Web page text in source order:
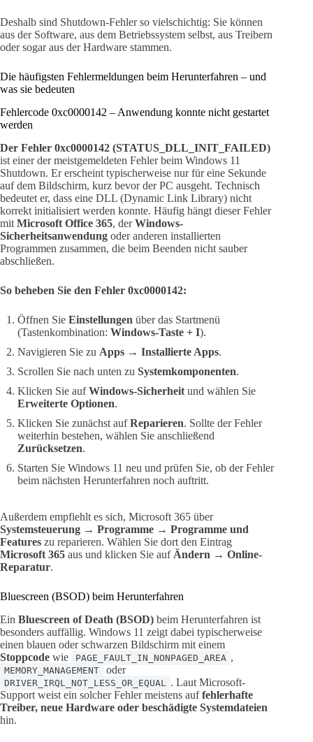
Deshalb sind Shutdown-Fehler so vielschichtig: Sie können
aus der Software, aus dem Betriebssystem selbst, aus Treibern
oder sogar aus der Hardware stammen.
Die häufigsten Fehlermeldungen beim Herunterfahren – und
was sie bedeuten
Fehlercode 0xc0000142 – Anwendung konnte nicht gestartet
werden
Der Fehler 0xc0000142 (STATUS_DLL_INIT_FAILED)
ist einer der meistgemeldeten Fehler beim Windows 11
Shutdown. Er erscheint typischerweise nur für eine Sekunde
auf dem Bildschirm, kurz bevor der PC ausgeht. Technisch
bedeutet er, dass eine DLL (Dynamic Link Library) nicht
korrekt initialisiert werden konnte. Häufig hängt dieser Fehler
mit Microsoft Office 365, derWindows-
Sicherheitsanwendung oder anderen installierten
Programmen zusammen, die beim Beenden nicht sauber
abschließen.
So beheben Sie den Fehler 0xc0000142:
Öffnen Sie Einstellungen über das Startmenü
(Tastenkombination: Windows-Taste + I).
Navigieren Sie zu Apps → Installierte Apps.
Scrollen Sie nach unten zu Systemkomponenten.
Klicken Sie aufWindows-Sicherheit und wählen Sie
Erweiterte Optionen.
Klicken Sie zunächst aufReparieren. Sollte der Fehler
weiterhin bestehen, wählen Sie anschließend
Zurücksetzen.
Starten Sie Windows 11 neu und prüfen Sie, ob der Fehler
beim nächsten Herunterfahren noch auftritt.
Außerdem empfiehlt es sich, Microsoft 365 über
Systemsteuerung → Programme → Programme und
Features zu reparieren. Wählen Sie dort den Eintrag
Microsoft 365 aus und klicken Sie auf Ändern → Online-
Reparatur.
Bluescreen (BSOD) beim Herunterfahren
Ein Bluescreen of Death (BSOD) beim Herunterfahren ist
besonders auffällig. Windows 11 zeigt dabei typischerweise
einen blauen oder schwarzen Bildschirm mit einem
Stoppcode wie PAGE_FAULT_IN_NONPAGED_AREA ,
MEMORY_MANAGEMENT oder
DRIVER_IRQL_NOT_LESS_OR_EQUAL
. Laut Microsoft-
Support weist ein solcher Fehler meistens auffehlerhafte
Treiber, neue Hardware oder beschädigte Systemdateien
hin.